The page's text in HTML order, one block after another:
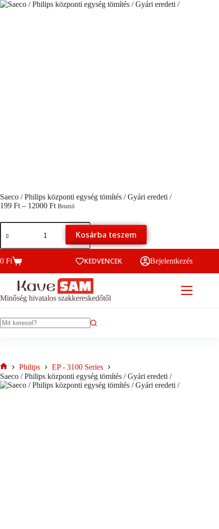
Skip
Saeco / Philips központi egység tömítés / Gyári eredeti /
199 Ft – 12000 FtÁrtartomány:
-
12000 Ft
Bruttó
Saeco
központi
egység
tömítés
/
eredeti
/
mennyiség
Kosárba teszem
Ennek
terméknek
variációja
Kosár
0 Ft KEDVENCEK Bejelentkezés
Minőség hivatalos szakkereskedőtől
Home
Philips
EP - 3100 Series
Saeco / Philips központi egység tömítés / Gyári eredeti /